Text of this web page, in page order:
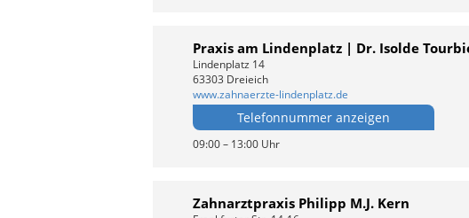
Praxis am Lindenplatz | Dr. Isolde
Lindenplatz 14
63303 Dreieich
www.zahnaerzte-lindenplatz.de
Telefonnummer anzeigen
09:00 – 13:00 Uhr
Zahnarztpraxis Philipp M.J. Kern